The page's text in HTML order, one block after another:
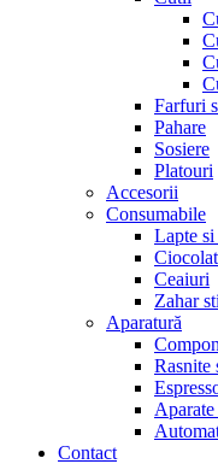
Farfuri
Pahare
Sosiere
Platouri
Accesorii
Consumabile
Lapte
Ceaiuri
Zahar
Aparatură
Rasnite
Aparate
Contact